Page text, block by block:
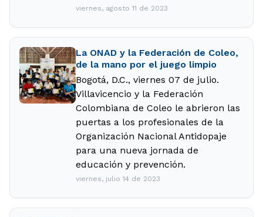
viernes, agosto 11 de 2023
La ONAD y la Federación de Coleo,
de la mano por el juego limpio
Bogotá, D.C., viernes 07 de julio.
Villavicencio y la Federación
Colombiana de Coleo le abrieron las
puertas a los profesionales de la
Organización Nacional Antidopaje
para una nueva jornada de
educación y prevención.
viernes, julio 14 de 2023